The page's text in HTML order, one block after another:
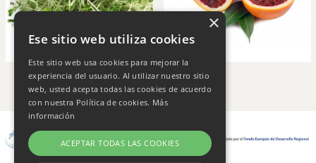
×
Ese sitio web utiliza cookies
Este sitio web usa cookies para mejorar la
experiencia del usuario. Al utilizar nuestro sitio
web, usted acepta todas las cookies de acuerdo
con nuestra Política de cookies. Más
información
ACEPTAR TODAS LAS COOKIES